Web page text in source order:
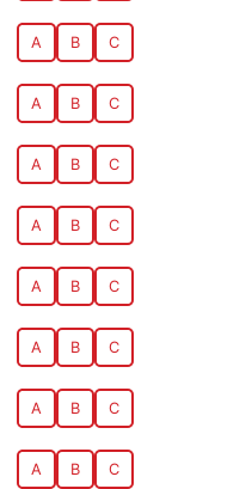
A B C
A B C
A B C
A B C
A B C
A B C
A B C
A B C